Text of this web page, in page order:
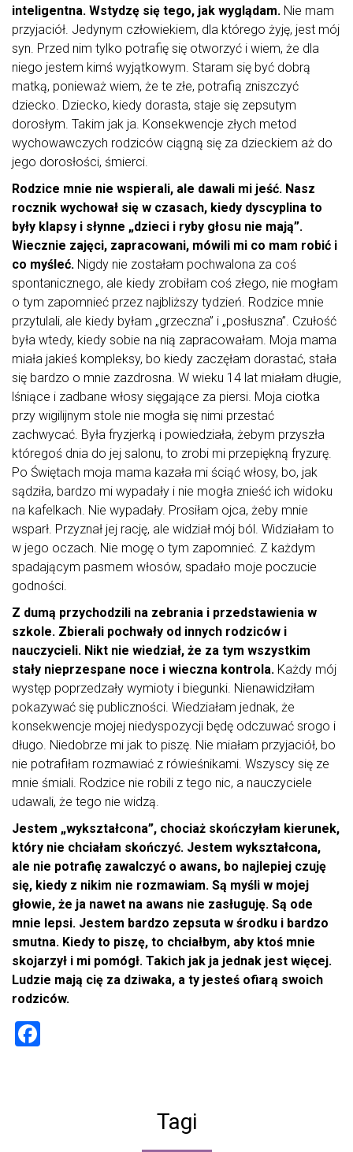
inteligentna. Wstydzę się tego, jak wyglądam. Nie mam
przyjaciół. Jedynym człowiekiem, dla którego żyję, jest mój
syn. Przed nim tylko potrafię się otworzyć i wiem, że dla
niego jestem kimś wyjątkowym. Staram się być dobrą
matką, ponieważ wiem, że te złe, potrafią zniszczyć
dziecko. Dziecko, kiedy dorasta, staje się zepsutym
dorosłym. Takim jak ja. Konsekwencje złych metod
wychowawczych rodziców ciągną się za dzieckiem aż do
jego dorosłości, śmierci.
Rodzice mnie nie wspierali, ale dawali mi jeść. Nasz
rocznik wychował się w czasach, kiedy dyscyplina to
były klapsy i słynne „dzieci i ryby głosu nie mają”.
Wiecznie zajęci, zapracowani, mówili mi co mam robić i
co myśleć. Nigdy nie zostałam pochwalona za coś
spontanicznego, ale kiedy zrobiłam coś złego, nie mogłam
o tym zapomnieć przez najbliższy tydzień. Rodzice mnie
przytulali, ale kiedy byłam „grzeczna” i „posłuszna”. Czułość
była wtedy, kiedy sobie na nią zapracowałam. Moja mama
miała jakieś kompleksy, bo kiedy zaczęłam dorastać, stała
się bardzo o mnie zazdrosna. W wieku 14 lat miałam długie,
lśniące i zadbane włosy sięgające za piersi. Moja ciotka
przy wigilijnym stole nie mogła się nimi przestać
zachwycać. Była fryzjerką i powiedziała, żebym przyszła
któregoś dnia do jej salonu, to zrobi mi przepiękną fryzurę.
Po Świętach moja mama kazała mi ściąć włosy, bo, jak
sądziła, bardzo mi wypadały i nie mogła znieść ich widoku
na kafelkach. Nie wypadały. Prosiłam ojca, żeby mnie
wsparł. Przyznał jej rację, ale widział mój ból. Widziałam to
w jego oczach. Nie mogę o tym zapomnieć. Z każdym
spadającym pasmem włosów, spadało moje poczucie
godności.
Z dumą przychodzili na zebrania i przedstawienia w
szkole. Zbierali pochwały od innych rodziców i
nauczycieli. Nikt nie wiedział, że za tym wszystkim
stały nieprzespane noce i wieczna kontrola. Każdy mój
występ poprzedzały wymioty i biegunki. Nienawidziłam
pokazywać się publiczności. Wiedziałam jednak, że
konsekwencje mojej niedyspozycji będę odczuwać srogo i
długo. Niedobrze mi jak to piszę. Nie miałam przyjaciół, bo
nie potrafiłam rozmawiać z rówieśnikami. Wszyscy się ze
mnie śmiali. Rodzice nie robili z tego nic, a nauczyciele
udawali, że tego nie widzą.
Jestem „wykształcona”, chociaż skończyłam kierunek,
który nie chciałam skończyć. Jestem wykształcona,
ale nie potrafię zawalczyć o awans, bo najlepiej czuję
się, kiedy z nikim nie rozmawiam. Są myśli w mojej
głowie, że ja nawet na awans nie zasługuję. Są ode
mnie lepsi. Jestem bardzo zepsuta w środku i bardzo
smutna. Kiedy to piszę, to chciałbym, aby ktoś mnie
skojarzył i mi pomógł. Takich jak ja jednak jest więcej.
Ludzie mają cię za dziwaka, a ty jesteś ofiarą swoich
rodziców.
Tagi